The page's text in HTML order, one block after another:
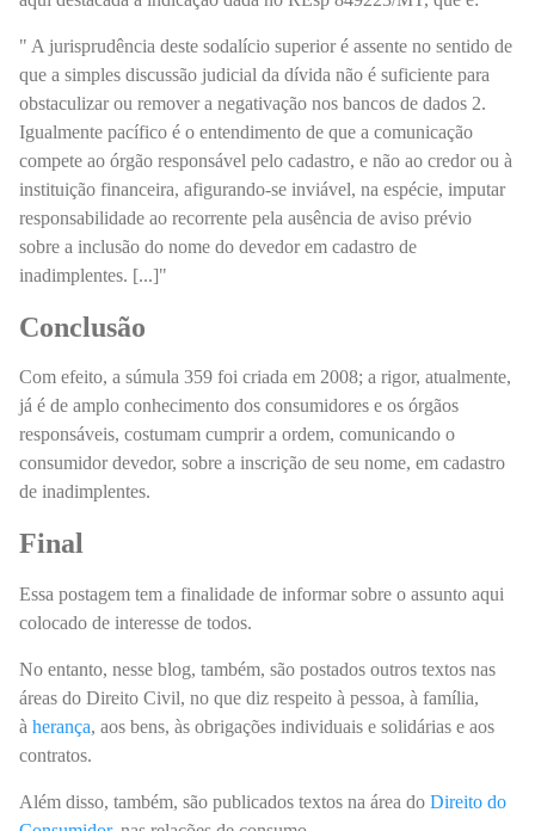
" A jurisprudência deste sodalício superior é assente no sentido de
que a simples discussão judicial da dívida não é suficiente para
obstaculizar ou remover a negativação nos bancos de dados 2.
Igualmente pacífico é o entendimento de que a comunicação
compete ao órgão responsável pelo cadastro, e não ao credor ou à
instituição financeira, afigurando-se inviável, na espécie, imputar
responsabilidade ao recorrente pela ausência de aviso prévio
sobre a inclusão do nome do devedor em cadastro de
inadimplentes. [...]"
Conclusão
Com efeito, a súmula 359 foi criada em 2008; a rigor, atualmente,
já é de amplo conhecimento dos consumidores e os órgãos
responsáveis, costumam cumprir a ordem, comunicando o
consumidor devedor, sobre a inscrição de seu nome, em cadastro
de inadimplentes.
Final
Essa postagem tem a finalidade de informar sobre o assunto aqui
colocado de interesse de todos.
No entanto, nesse blog, também, são postados outros textos nas
áreas do Direito Civil, no que diz respeito à pessoa, à família,
à herança, aos bens, às obrigações individuais e solidárias e aos
contratos.
Além disso, também, são publicados textos na área do Direito do